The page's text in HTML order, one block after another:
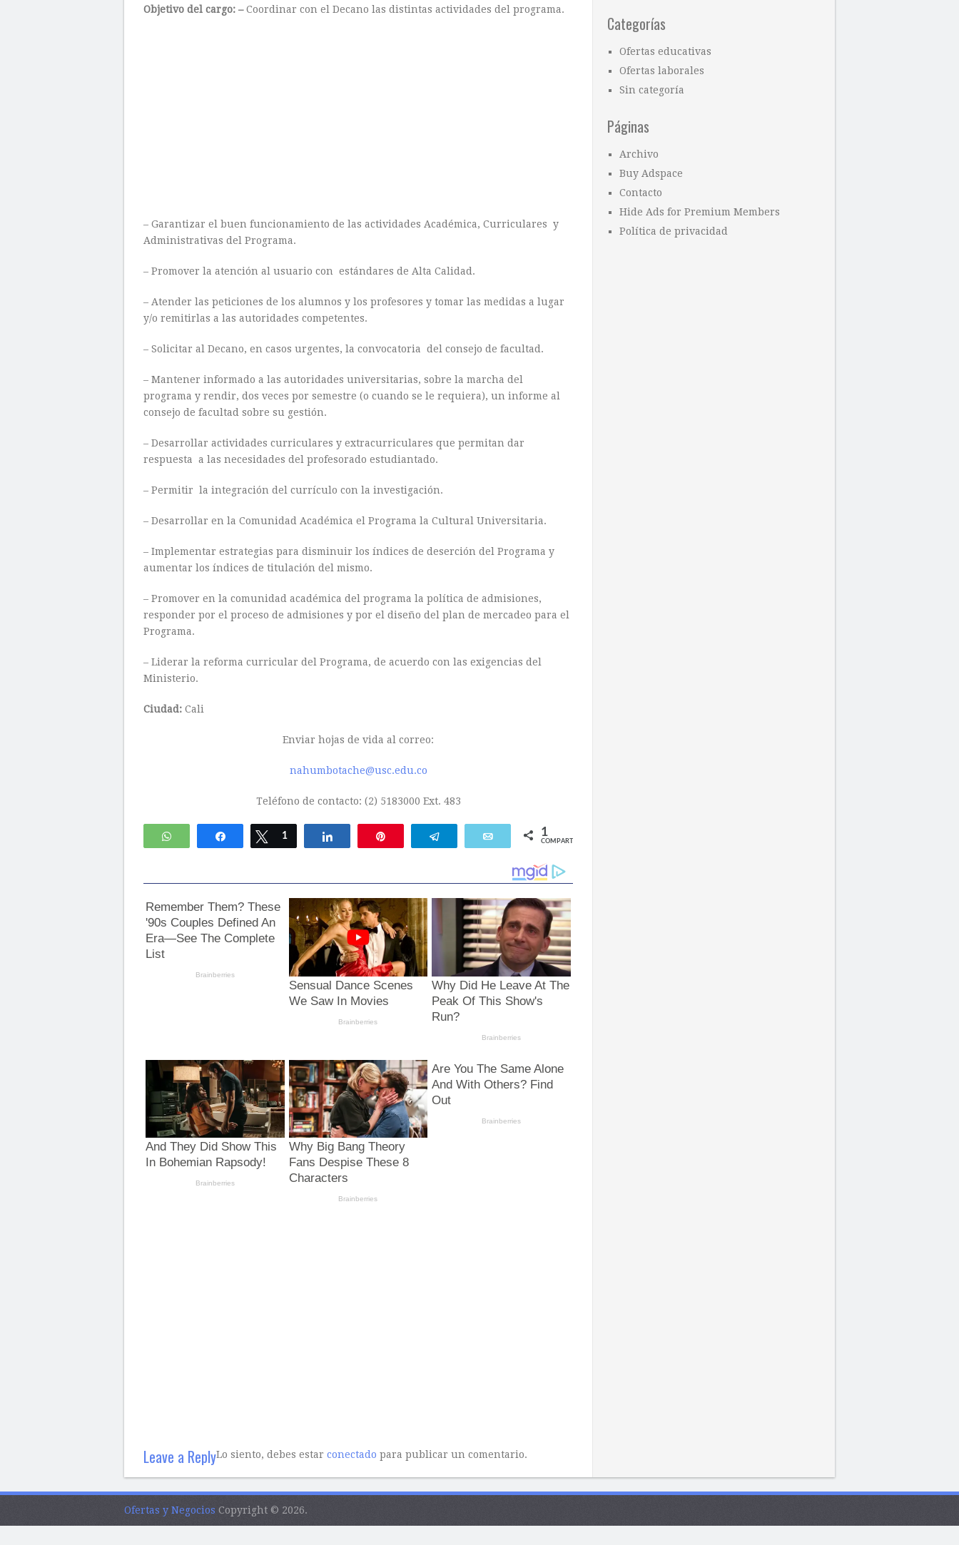
Objetivo del cargo: –Coordinar con el Decano las distintas actividades del programa.
– Garantizar el buen funcionamiento de las actividades Académica, Curriculares y
Administrativas del Programa.
– Promover la atención al usuario con estándares de Alta Calidad.
– Atender las peticiones de los alumnos y los profesores y tomar las medidas a lugar
y/o remitirlas a las autoridades competentes.
– Solicitar al Decano, en casos urgentes, la convocatoria del consejo de facultad.
– Mantener informado a las autoridades universitarias, sobre la marcha del
programa y rendir, dos veces por semestre (o cuando se le requiera), un informe al
consejo de facultad sobre su gestión.
– Desarrollar actividades curriculares y extracurriculares que permitan dar
respuesta a las necesidades del profesorado estudiantado.
– Permitir la integración del currículo con la investigación.
– Desarrollar en la Comunidad Académica el Programa la Cultural Universitaria.
– Implementar estrategias para disminuir los índices de deserción del Programa y
aumentar los índices de titulación del mismo.
– Promover en la comunidad académica del programa la política de admisiones,
responder por el proceso de admisiones y por el diseño del plan de mercadeo para el
Programa.
– Liderar la reforma curricular del Programa, de acuerdo con las exigencias del
Ministerio.
Ciudad: Cali
Enviar hojas de vida al correo:
nahumbotache@usc.edu.co
Teléfono de contacto: (2) 5183000 Ext. 483
WhatsApp Compartir Twittear
1 Compartir Telegram Email 1
COMPARTIR
Leave a ReplyLo siento, debes estar conectado para publicar un comentario.
Categorías
Ofertas educativas
Ofertas laborales
Sin categoría
Páginas
Archivo
Buy Adspace
Contacto
Hide Ads for Premium Members
Política de privacidad
Ofertas y Negocios Copyright © 2026.